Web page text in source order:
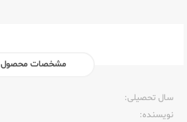
مشخصات محصول
سال تحصیلی:‌
نویسنده:‌